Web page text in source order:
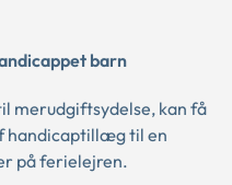
barn
merudgiftsydelse, kan få
handicaptillæg til en
på ferielejren.